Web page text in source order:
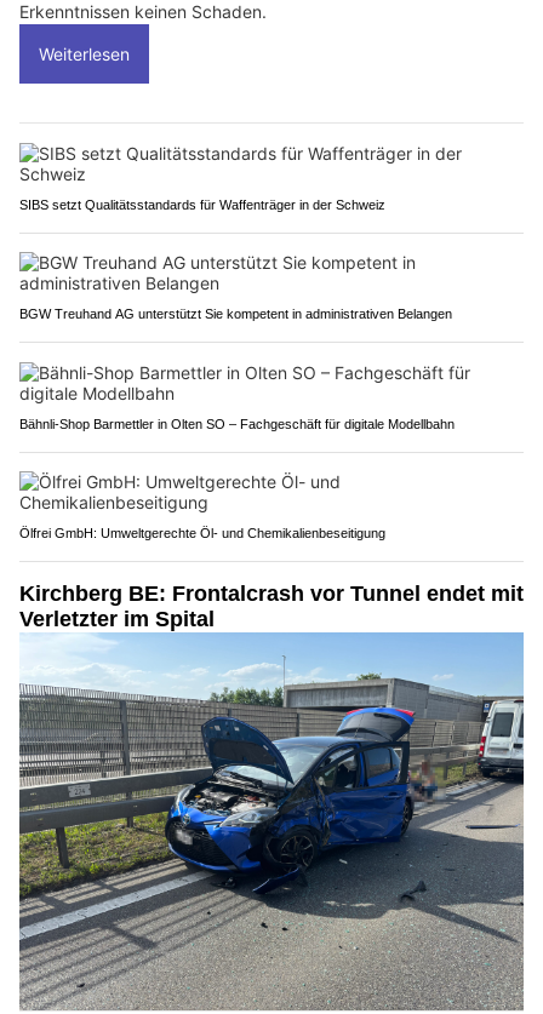
Erkenntnissen keinen Schaden.
Weiterlesen
SIBS setzt Qualitätsstandards für Waffenträger in der Schweiz
BGW Treuhand AG unterstützt Sie kompetent in administrativen Belangen
Bähnli-Shop Barmettler in Olten SO – Fachgeschäft für digitale Modellbahn
Ölfrei GmbH: Umweltgerechte Öl- und Chemikalienbeseitigung
Kirchberg BE: Frontalcrash vor Tunnel endet mit
Verletzter im Spital